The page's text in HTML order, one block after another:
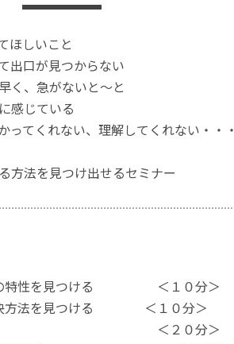
ほしいこと
出口が見つからない
、急がないと～と
感じている
ってくれない、理解してくれない・・・
方法を見つけ出せるセミナー
の特性を見つける ＜１０分＞
決方法を見つける ＜１０分＞
ち切る ＜２０分＞